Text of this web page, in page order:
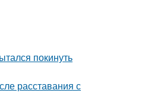
покинуть
расставания с